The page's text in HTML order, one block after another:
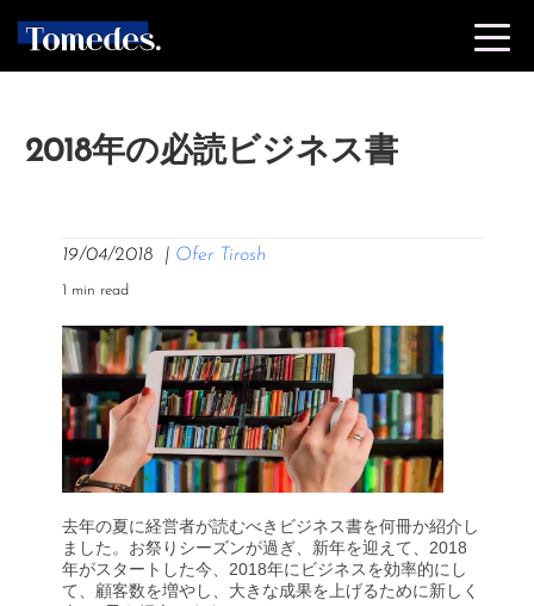
2018年の必読ビジネス書
19/04/2018 | Ofer Tirosh
1 min read
去年の夏に経営者が読むべきビジネス書を何冊か紹介し
ました。お祭りシーズンが過ぎ、新年を迎えて、2018
年がスタートした今、2018年にビジネスを効率的にし
て、顧客数を増やし、大きな成果を上げるために新しく